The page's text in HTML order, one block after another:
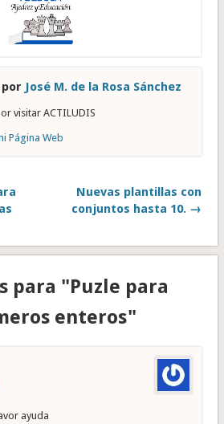
José M. de la Rosa Sánchez
visitar ACTILUDIS
Página Web
Nuevas plantillas con
conjuntos hasta 10. →
para "Puzle para
enteros"
ayuda